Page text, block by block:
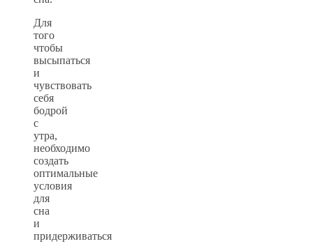
Для
того
чтобы
высыпаться
и
чувствовать
себя
бодрой
с
утра,
необходимо
создать
оптимальные
условия
для
сна
и
придерживаться